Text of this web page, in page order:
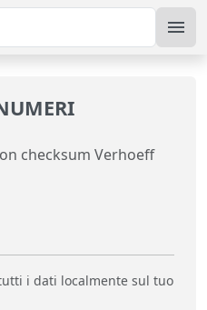
checksum Verhoeff
i dati localmente sul tuo